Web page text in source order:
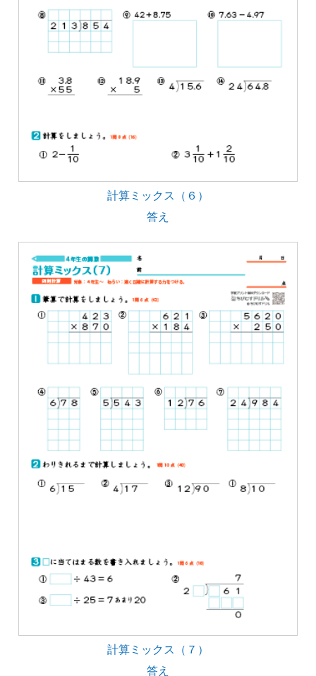
計算ミックス（６）
答え
計算ミックス（７）
答え